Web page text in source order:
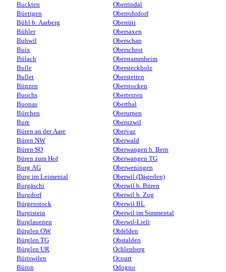
Buckten
Büetigen
Bühl b. Aarberg
Bühler
Buhwil
Buix
Bülach
Bulle
Bullet
Bünzen
Buochs
Buonas
Bürchen
Bure
Büren an der Aare
Büren NW
Büren SO
Büren zum Hof
Burg AG
Burg im Leimental
Burgäschi
Burgdorf
Bürgenstock
Burgistein
Burglauenen
Bürglen OW
Bürglen TG
Bürglen UR
Büriswilen
Büron
Oberrindal
Oberrohrdorf
Oberrüti
Obersaxen
Oberschan
Oberschrot
Oberstammheim
Obersteckholz
Oberstetten
Oberstocken
Oberterzen
Oberthal
Oberurnen
Oberuzwil
Obervaz
Oberwald
Oberwangen b. Bern
Oberwangen TG
Oberweningen
Oberwil (Dägerlen)
Oberwil b. Büren
Oberwil b. Zug
Oberwil BL
Oberwil im Simmental
Oberwil-Lieli
Obfelden
Obstalden
Ochlenberg
Ocourt
Odogno